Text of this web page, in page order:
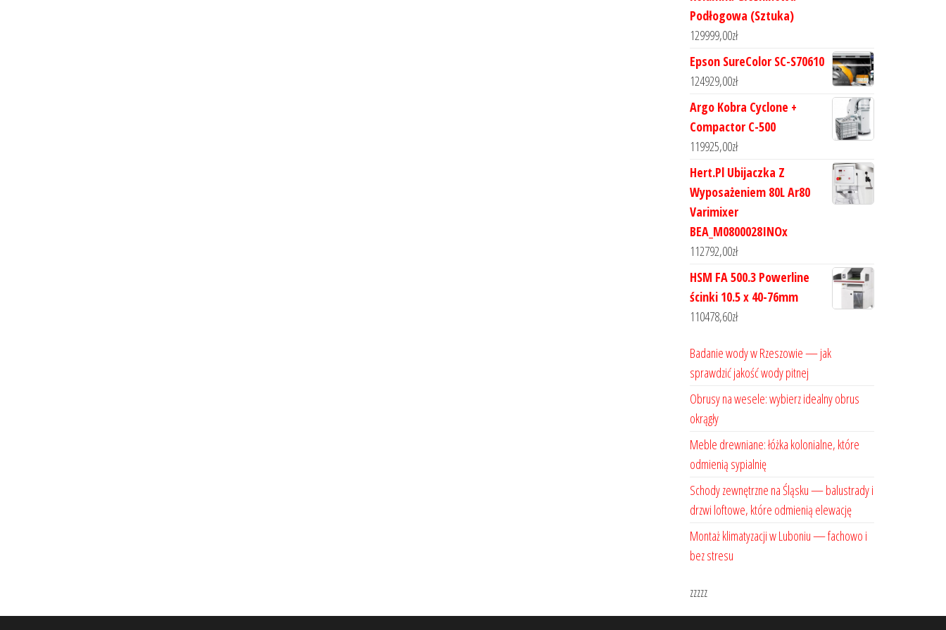
Podłogowa (Sztuka)
129999,00zł
Epson SureColor SC-S70610
124929,00zł
Argo Kobra Cyclone +
Compactor C-500
119925,00zł
Hert.Pl Ubijaczka Z
Wyposażeniem 80L Ar80
Varimixer
BEA_M0800028INOx
112792,00zł
HSM FA 500.3 Powerline
ścinki 10.5 x 40-76mm
110478,60zł
Badanie wody w Rzeszowie — jak
sprawdzić jakość wody pitnej
Obrusy na wesele: wybierz idealny obrus
okrągły
Meble drewniane: łóżka kolonialne, które
odmienią sypialnię
Schody zewnętrzne na Śląsku — balustrady i
drzwi loftowe, które odmienią elewację
Montaż klimatyzacji w Luboniu — fachowo i
bez stresu
zzzzz